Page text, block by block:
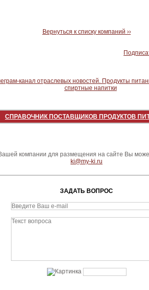
Вернуться к списку компаний ››
СПРАВОЧНИК ПОСТАВЩИКОВ ПРОДУКТОВ
компании для размещения на сайте Вы
ki@my-ki.ru
ЗАДАТЬ ВОПРОС